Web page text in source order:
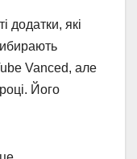
додатки, які
Vanced, але
Його